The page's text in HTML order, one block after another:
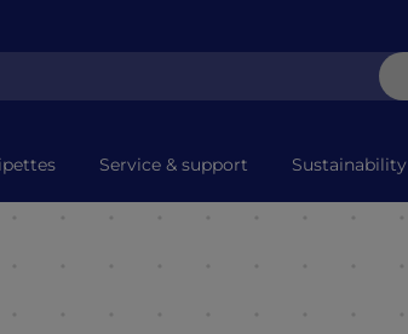
Service & support Sustainability